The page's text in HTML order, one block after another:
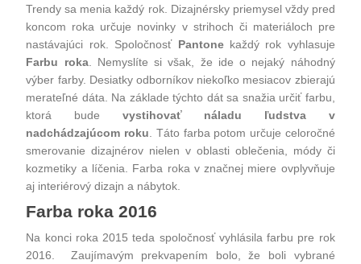
Trendy sa menia každý rok. Dizajnérsky priemysel vždy pred
koncom roka určuje novinky v strihoch či materiáloch pre
nastávajúci rok. Spoločnosť Pantonekaždý rok vyhlasuje
Farbu roka. Nemyslíte si však, že ide o nejaký náhodný
výber farby. Desiatky odborníkov niekoľko mesiacov zbierajú
merateľné dáta. Na základe týchto dát sa snažia určiť farbu,
ktorá bude vystihovať náladu ľudstva v
nadchádzajúcom roku . Táto farba potom určuje celoročné
smerovanie dizajnérov nielen v oblasti oblečenia, módy či
kozmetiky a líčenia. Farba roka v značnej miere ovplyvňuje
aj interiérový dizajn a nábytok.
Farba roka 2016
Na konci roka 2015 teda spoločnosť vyhlásila farbu pre rok
2016. Zaujímavým prekvapením bolo, že boli vybrané